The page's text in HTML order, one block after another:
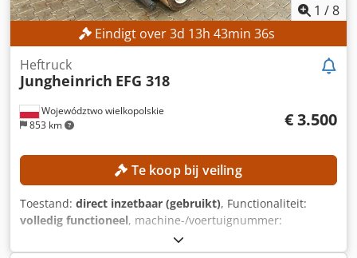
1 /8
Eindigt over3d 13h 43min 33s
Województwo wielkopolskie
853 km
Heftruck
Jungheinrich EFG 318
€ 3.500
Te koop bij veiling
Toestand: direct inzetbaar (gebruikt), Functionaliteit:
volledig functioneel, machine-/voertuignummer:
, bedrijfsturen:
hefhoogte:4.700 mm, vrije hefhoogte:1.490 mm,